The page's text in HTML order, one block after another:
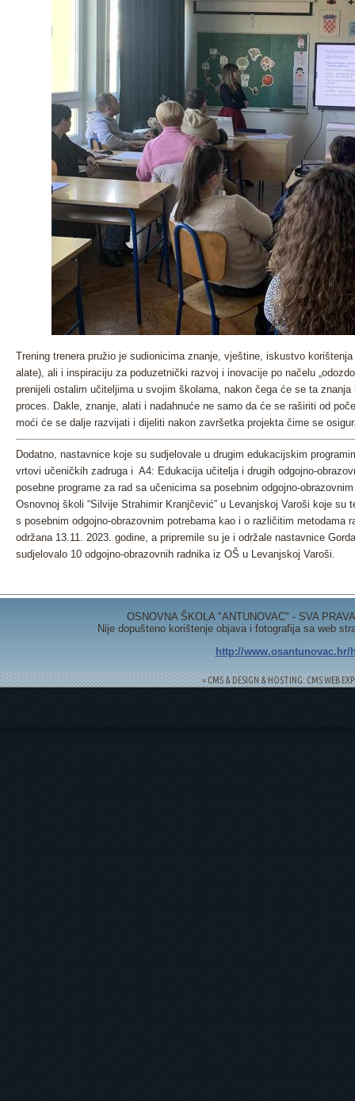
Trening trenera pružio je sudionicima znanje, vještine, iskustvo
alate), ali i inspiraciju za poduzetnički razvoj i inovacije po načelu
prenijeli ostalim učiteljima u svojim školama, nakon čega će se ta
proces. Dakle, znanje, alati i nadahnuće ne samo da će se raširiti od
moći će se dalje razvijati i dijeliti nakon završetka projekta čime se
Dodatno, nastavnice koje su sudjelovale u drugim edukacijskim
vrtovi učeničkih zadruga i A4: Edukacija učitelja i drugih odgojno-
posebne programe za rad sa učenicima sa posebnim odgojno-
Osnovnoj školi “Silvije Strahimir Kranjčević” u Levanjskoj Varoši koje su
s posebnim odgojno-obrazovnim potrebama kao i o različitim metodama
održana 13.11. 2023. godine, a pripremile su je i održale nastavnice
sudjelovalo 10 odgojno-obrazovnih radnika iz OŠ u Levanjskoj Varoši.
OSNOVNA ŠKOLA "ANTUNOVAC" - SVA
Nije dopušteno korištenje objava i fotografija sa web
http://www.osantunovac.hr/
= CMS & DESIGN & HOSTING: CMS WEB